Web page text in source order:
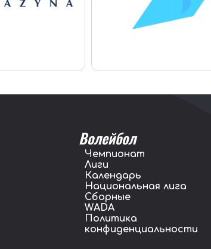
Волейбол
Чемпионат
Лиги
Календарь
Национальная лига
Сборные
WADA
Политика
конфиденциальности